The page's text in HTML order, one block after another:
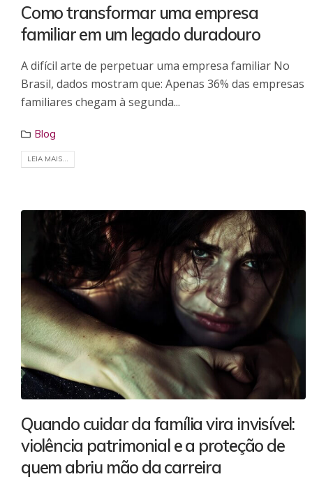
Como transformar uma empresa
familiar em um legado duradouro
A difícil arte de perpetuar uma empresa familiar No
Brasil, dados mostram que: Apenas 36% das empresas
familiares chegam à segunda...
Blog
LEIA MAIS...
Quando cuidar da família vira invisível:
violência patrimonial e a proteção de
quem abriu mão da carreira